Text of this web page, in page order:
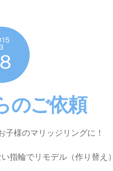
のご依頼
子様のマリッジリングに！
指輪でリモデル（作り替え）